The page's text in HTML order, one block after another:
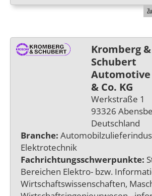
Kromberg &
Schubert
Automotive
& Co. KG
Werkstraße 1
93326
Deutschland
Branche:
Elektrotechnik
Fachrichtungsschwerpunkte:
Bereichen Elektro- bzw.
Wirtschaftswissenschaften,